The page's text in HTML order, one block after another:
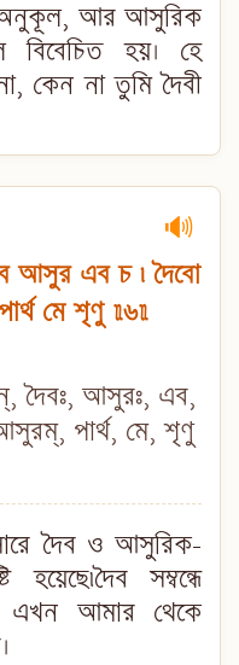
অনুকূল, আর আসুরিক
বিবেচিত হয়। হে
কেন না তুমি দৈবী
🔊
আসুর এব চ ৷ দৈবো
মে শৃণু ॥৬॥
দৈবঃ, আসুরঃ, এব,
আসুরম্, পার্থ, মে, শৃণু
দৈব ও আসুরিক-
সম্বন্ধে
এখন আমার থেকে